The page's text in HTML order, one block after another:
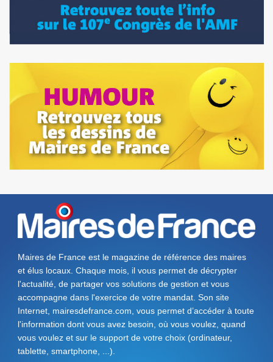
Maires de France est le magazine de référence des maires
et élus locaux. Chaque mois, il vous permet de décrypter
l'actualité, de partager vos solutions de gestion et vous
accompagne dans l'exercice de votre mandat. Son site
Internet, mairesdefrance.com, vous permet d’accéder à toute
l'information dont vous avez besoin, où vous voulez, quand
vous voulez et sur le support de votre choix (ordinateur,
tablette, smartphone, ...).